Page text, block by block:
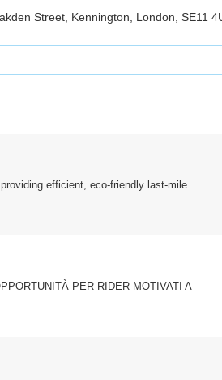
Street, Kennington, London, SE11
efficient, eco-friendly last-mile
PER RIDER MOTIVATI A